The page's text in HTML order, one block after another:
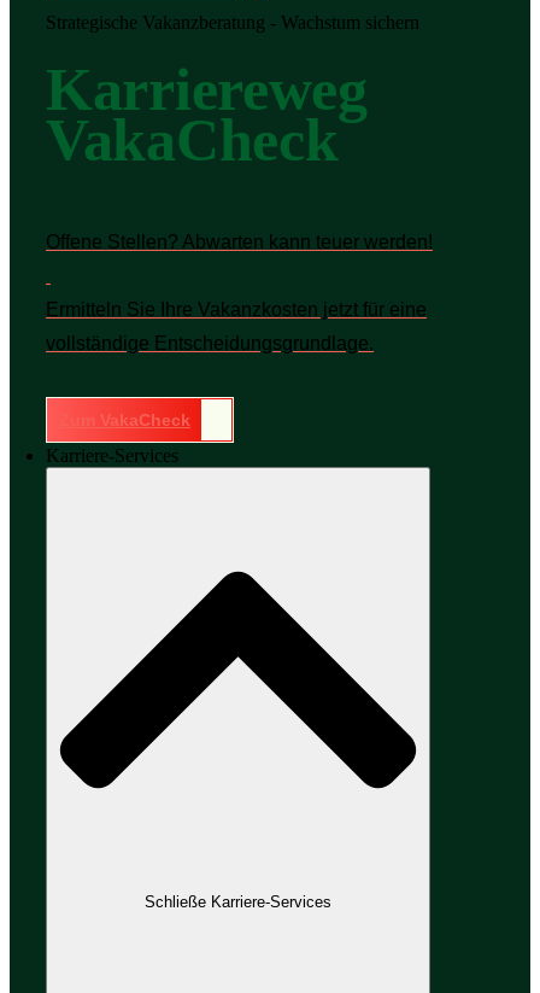
Strategische Vakanzberatung - Wachstum sichern
Karriereweg
VakaCheck
Offene Stellen? Abwarten kann teuer werden!
Ermitteln Sie Ihre Vakanzkosten jetzt für eine
vollständige Entscheidungsgrundlage.
Zum VakaCheck
Karriere-Services
Schließe Karriere-Services